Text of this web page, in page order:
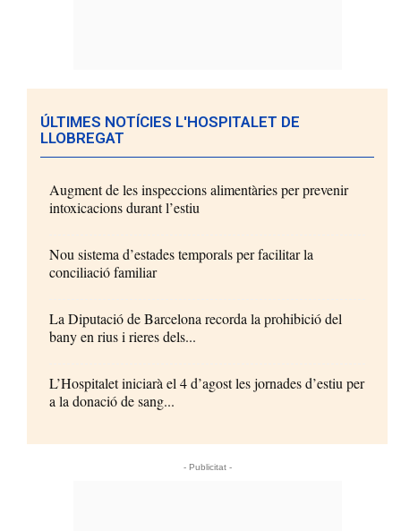
ÚLTIMES NOTÍCIES L'HOSPITALET DE
LLOBREGAT
Augment de les inspeccions alimentàries per prevenir
intoxicacions durant l’estiu
Nou sistema d’estades temporals per facilitar la
conciliació familiar
La Diputació de Barcelona recorda la prohibició del
bany en rius i rieres dels...
L’Hospitalet iniciarà el 4 d’agost les jornades d’estiu per
a la donació de sang...
- Publicitat -